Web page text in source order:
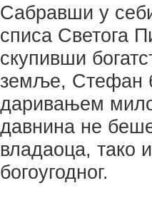
Сабравши у
списа Светога
скупивши
земље, Стефан
даривањем
давнина не
владаоца, тако
богоугодног.